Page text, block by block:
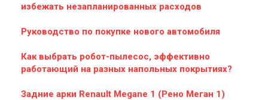
избежать незапланированных расходов
Руководство по покупке нового автомобиля
Как выбрать робот-пылесос, эффективно
работающий на разных напольных покрытиях?
Задние арки Renault Megane 1 (Рено Меган 1)